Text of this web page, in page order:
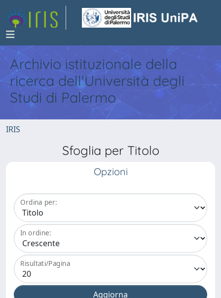
Archivio istituzionale della
ricerca dell'Università degli
Studi di Palermo
IRIS
Sfoglia per Titolo
Opzioni
Ordina per:
In ordine:
Risultati/Pagina